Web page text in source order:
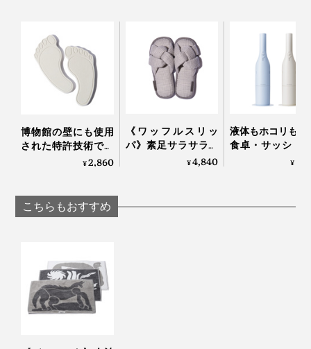
反りや割れの原因になります。
界面活性剤を含む洗剤を避ける
目づまりの原因になります。
水滴がしたたるほど濡れてしまった場合は、あらかた水
分が抜けるまで水平に置いたままにして、そのあと立て
てもらったところ、評判は上々。
「珪藻土のバスマットもよく吸水するとは思っていたけ
にあっという間！」（スタッフT）
べってヒヤリとする時があるんですが、これはまったく
すべらなくて安定感がありますね」（スタッフN）
硬さのある平らな場所でご使用ください。マットに
圧力を加えたり、柔らかい場所やクッション性の高
い場所で使用すると割れの原因になります。
目づまりの原因になりますので、界面活性剤を含む
洗剤などのご使用はしないでください。
ると回復します。
色のついた水分を吸収した場合はシミとして残る場
合があります。
博物館の壁にも使用
された特許技術で、
吸湿＆脱臭しながら
｜SHOES VITAMIN
¥2,860
《ワッフルスリッ
パ》素足サラサラ、
ホテルのタオルに包
¥4,840
液体もホコリも
食卓・サッシ・
ささっとキレイ
¥
こちらもおすすめ